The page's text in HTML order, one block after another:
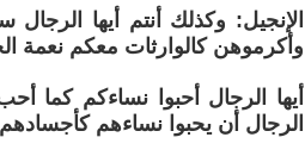
الإنجيل: وكذلك أنتم أيها
وأكرموهن كالوارثات معكم نعمة الحياة
أيها الرجال أحبوا نساءكم
الرجال أن يحبوا نساءهم